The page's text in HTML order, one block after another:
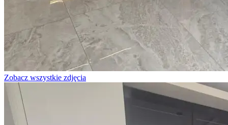
Zobacz wszystkie zdjęcia